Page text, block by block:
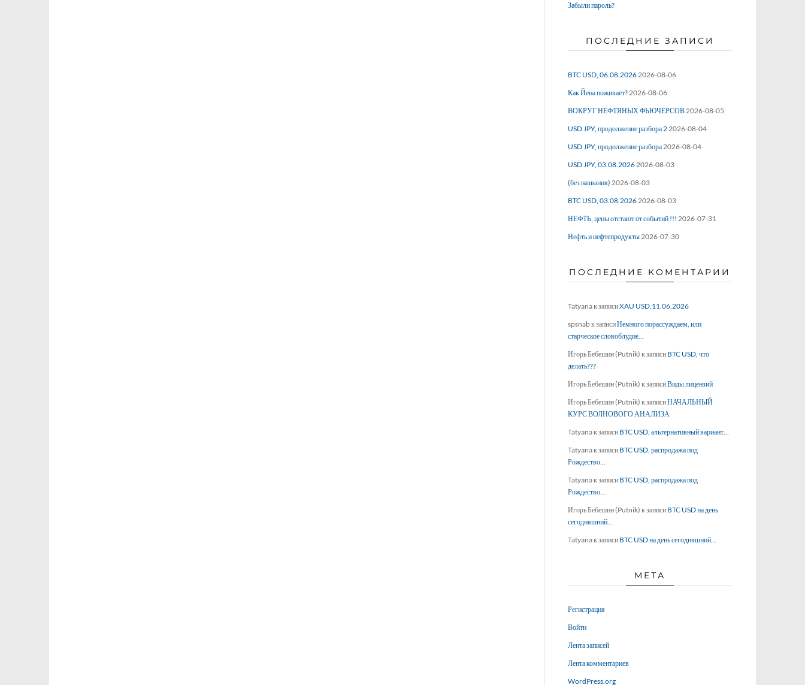
Забыли пароль?
ПОСЛЕДНИЕ ЗАПИСИ
BTC USD, 06.08.20262026-08-06
Как Йена поживает?2026-08-06
ВОКРУГ НЕФТЯНЫХ ФЬЮЧЕРСОВ2026-08-05
USD JPY, продолжение разбора 22026-08-04
USD JPY, продолжение разбора2026-08-04
USD JPY, 03.08.20262026-08-03
(без названия) 2026-08-03
BTC USD, 03.08.20262026-08-03
НЕФТЬ, цены отстают от событий !!! 2026-07-31
Нефть и нефтепродукты2026-07-30
ПОСЛЕДНИЕ КОМЕНТАРИИ
Tatyanaк записиXAU USD,11.06.2026
spsnabк записиНемного порассуждаем, или
старческое словоблудие…
Игорь Бебешин (Putnik) к записи BTC USD, что
делать???
Игорь Бебешин (Putnik) к записиВиды лицензий
Игорь Бебешин (Putnik) к записиНАЧАЛЬНЫЙ
КУРС ВОЛНОВОГО АНАЛИЗА
Tatyanaк записи BTC USD, альтернативный вариант…
Tatyanaк записи BTC USD, распродажа под
Рождество…
Tatyanaк записи BTC USD, распродажа под
Рождество…
Игорь Бебешин (Putnik) к записи BTC USD на день
сегодняшний…
Tatyanaк записи BTC USD на день сегодняшний…
МЕТА
Регистрация
Войти
Лента записей
Лента комментариев
WordPress.org